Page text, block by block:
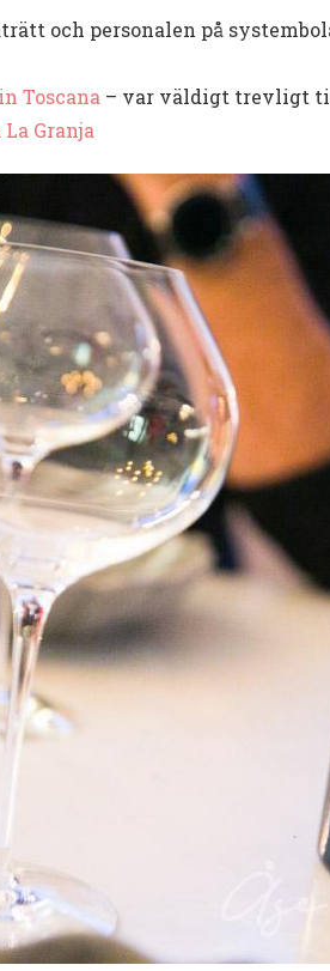
och personalen på
Toscana – var väldigt trevligt
La Granja